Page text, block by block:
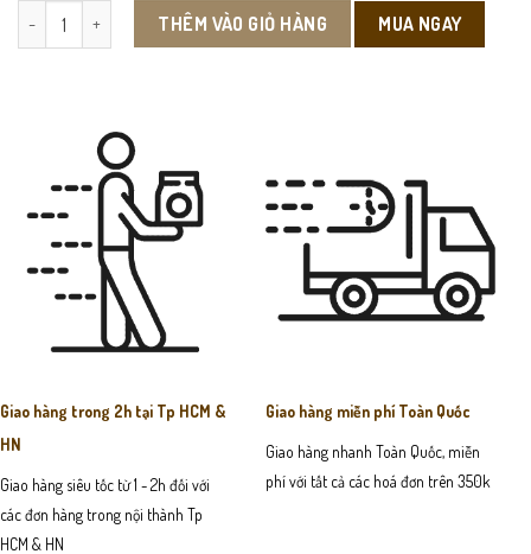
CD317-Giày Công Sở Nam số lượng
THÊM VÀO GIỎ HÀNG MUA NGAY
Giao hàng trong 2h tại Tp HCM &
HN
Giao hàng siêu tốc từ 1 - 2h đối với
các đơn hàng trong nội thành Tp
HCM & HN
Giao hàng miễn phí Toàn Quốc
Giao hàng nhanh Toàn Quốc, miễn
phí với tất cả các hoá đơn trên 350k